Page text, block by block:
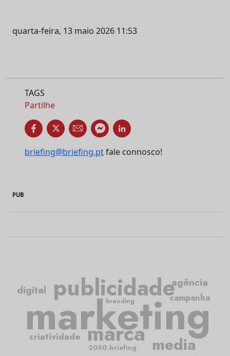
quarta-feira, 13 maio 2026 11:53
TAGS
Partilhe
briefing@briefing.ptfale connosco!
PUB
marketing
publicidade
marca
criatividade
campanha
media
agência
digital
2050.briefing
branding